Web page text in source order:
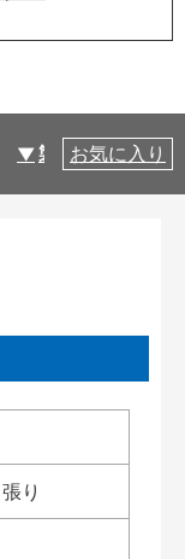
製品仕様
お気に入り
り